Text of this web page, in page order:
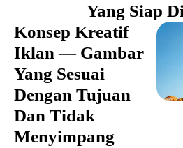
Yang Siap
Konsep Kreatif
Iklan — Gambar
Yang Sesuai
Dengan Tujuan
Dan Tidak
Menyimpang